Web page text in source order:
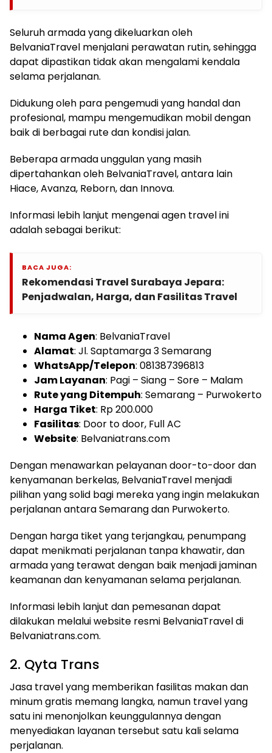
Seluruh armada yang dikeluarkan oleh
BelvaniaTravel menjalani perawatan rutin, sehingga
dapat dipastikan tidak akan mengalami kendala
selama perjalanan.
Didukung oleh para pengemudi yang handal dan
profesional, mampu mengemudikan mobil dengan
baik di berbagai rute dan kondisi jalan.
Beberapa armada unggulan yang masih
dipertahankan oleh BelvaniaTravel, antara lain
Hiace, Avanza, Reborn, dan Innova.
Informasi lebih lanjut mengenai agen travel ini
adalah sebagai berikut:
BACA JUGA:
Rekomendasi Travel Surabaya Jepara:
Penjadwalan, Harga, dan Fasilitas Travel
Nama Agen: BelvaniaTravel
Alamat: Jl. Saptamarga 3 Semarang
WhatsApp/Telepon: 081387396813
Jam Layanan: Pagi – Siang – Sore – Malam
Rute yang Ditempuh: Semarang – Purwokerto
Harga Tiket: Rp 200.000
Fasilitas: Door to door, Full AC
Website: Belvaniatrans.com
Dengan menawarkan pelayanan door-to-door dan
kenyamanan berkelas, BelvaniaTravel menjadi
pilihan yang solid bagi mereka yang ingin melakukan
perjalanan antara Semarang dan Purwokerto.
Dengan harga tiket yang terjangkau, penumpang
dapat menikmati perjalanan tanpa khawatir, dan
armada yang terawat dengan baik menjadi jaminan
keamanan dan kenyamanan selama perjalanan.
Informasi lebih lanjut dan pemesanan dapat
dilakukan melalui website resmi BelvaniaTravel di
Belvaniatrans.com.
2. Qyta Trans
Jasa travel yang memberikan fasilitas makan dan
minum gratis memang langka, namun travel yang
satu ini menonjolkan keunggulannya dengan
menyediakan layanan tersebut satu kali selama
perjalanan.